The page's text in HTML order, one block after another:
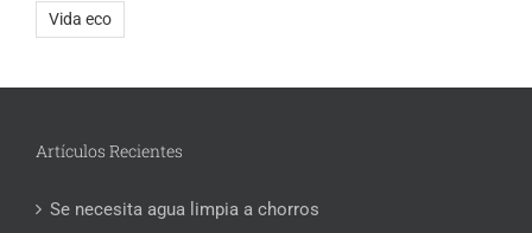
Vida eco
Artículos Recientes
Se necesita agua limpia a chorros